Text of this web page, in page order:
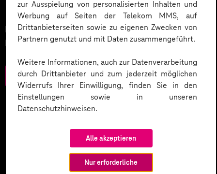
zur Ausspielung von personalisierten Inhalten und
Werbung auf Seiten der Telekom MMS, auf
Drittanbieterseiten sowie zu eigenen Zwecken von
Partnern genutzt und mit Daten zusammengeführt.
Weitere Informationen, auch zur Datenverarbeitung
durch Drittanbieter und zum jederzeit möglichen
Widerrufs Ihrer Einwilligung, finden Sie in den
Einstellungen sowie in unseren
Datenschutzhinweisen.
Alle akzeptieren
Nur erforderliche
Neue Chancen für Gesundheitsfürsorge und
Prävention.
Zum Download